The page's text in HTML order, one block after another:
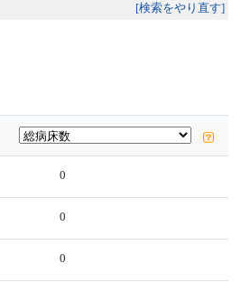
[検索をやり直す]
0
0
0